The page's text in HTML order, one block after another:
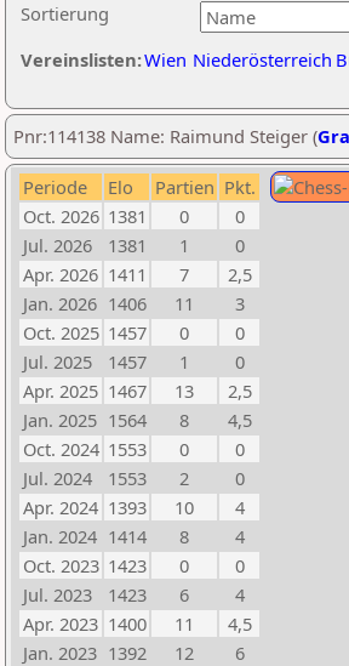
Sortierung
Vereinslisten:Wien Niederösterreich
Pnr:114138 Name: Raimund Steiger (
Periode Elo Partien Pkt.
Oct. 2026 1381 0
0
Jul. 2026
1381 1
0
Apr. 2026 1411 7
2,5
Jan. 2026 1406 11
3
Oct. 2025 1457 0
0
Jul. 2025
1457 1
0
Apr. 2025 1467 13
2,5
Jan. 2025 1564 8
4,5
Oct. 2024 1553 0
0
Jul. 2024
1553 2
0
Apr. 2024 1393 10
4
Jan. 2024 1414 8
4
Oct. 2023 1423 0
0
Jul. 2023
1423 6
4
Apr. 2023 1400 11
4,5
Jan. 2023 1392 12
6